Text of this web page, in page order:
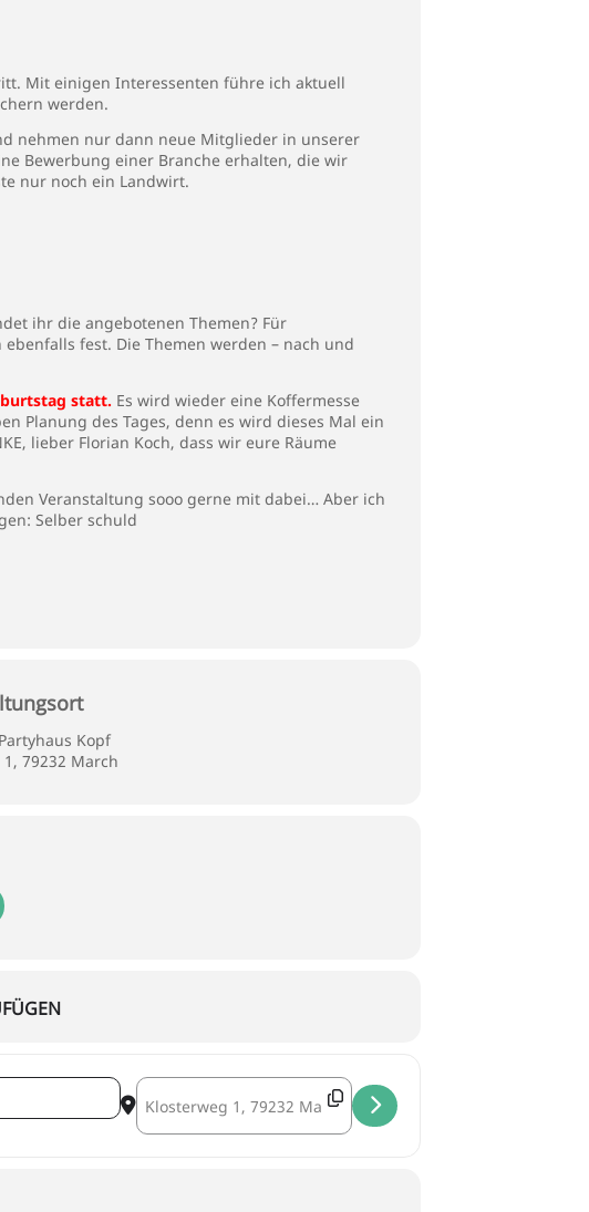
Mit einigen Interessenten führe ich aktuell
werden.
nehmen nur dann neue Mitglieder in unserer
Bewerbung einer Branche erhalten, die wir
nur noch ein Landwirt.
ihr die angebotenen Themen? Für
ebenfalls fest. Die Themen werden – nach und
statt. Es wird wieder eine Koffermesse
Planung des Tages, denn es wird dieses Mal ein
lieber Florian Koch, dass wir eure Räume
Veranstaltung sooo gerne mit dabei… Aber ich
Selber schuld
Kopf
79232 March
Destination Address - tafelrunde - weber generationen []